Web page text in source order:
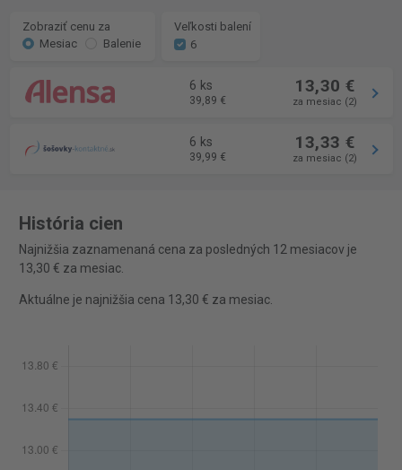
Zobraziť cenu za
Mesiac
Balenie
Veľkosti balení
6
6 ks
39,89 €
13,30 €
za mesiac (2)
6 ks
39,99 €
13,33 €
za mesiac (2)
História cien
Najnižšia zaznamenaná cena za posledných 12 mesiacov je
13,30 € za mesiac.
Aktuálne je najnižšia cena 13,30 € za mesiac.